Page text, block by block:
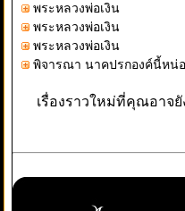
พระหลวงพ่อเงิน
พระหลวงพ่อเงิน
พระหลวงพ่อเงิน
พิจารณา นาคปรกองค์นี้หน่
เรื่องราวใหม่ที่คุณอาจยั